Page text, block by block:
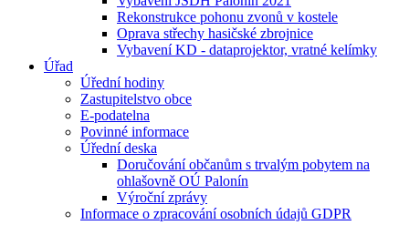
Rekonstrukce pohonu zvonů v kostele
Oprava střechy hasičské zbrojnice
Vybavení KD - dataprojektor, vratné kelímky
Úřad
Úřední hodiny
Zastupitelstvo obce
E-podatelna
Povinné informace
Úřední deska
Doručování občanům s trvalým pobytem na
ohlašovně OÚ Palonín
Výroční zprávy
Informace o zpracování osobních údajů GDPR